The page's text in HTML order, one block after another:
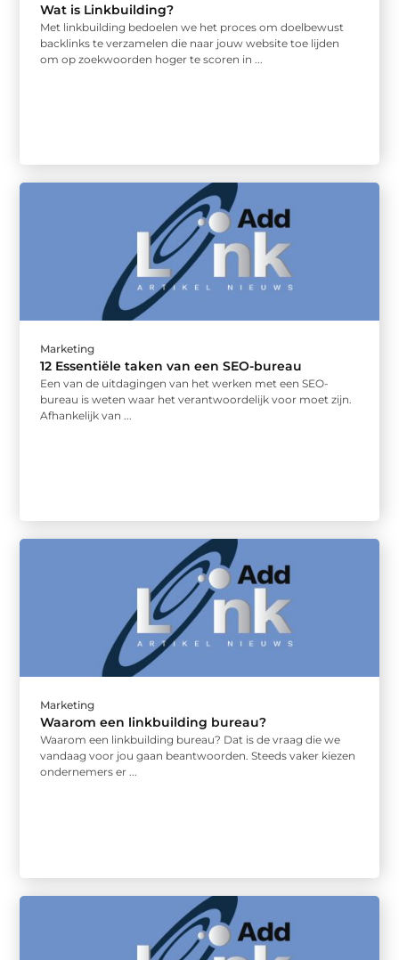
Wat is Linkbuilding?
Met linkbuilding bedoelen we het proces om doelbewust
backlinks te verzamelen die naar jouw website toe lijden
om op zoekwoorden hoger te scoren in ...
Marketing
12 Essentiële taken van een SEO-bureau
Een van de uitdagingen van het werken met een SEO-
bureau is weten waar het verantwoordelijk voor moet zijn.
Afhankelijk van ...
Marketing
Waarom een linkbuilding bureau?
Waarom een linkbuilding bureau? Dat is de vraag die we
vandaag voor jou gaan beantwoorden. Steeds vaker kiezen
ondernemers er ...